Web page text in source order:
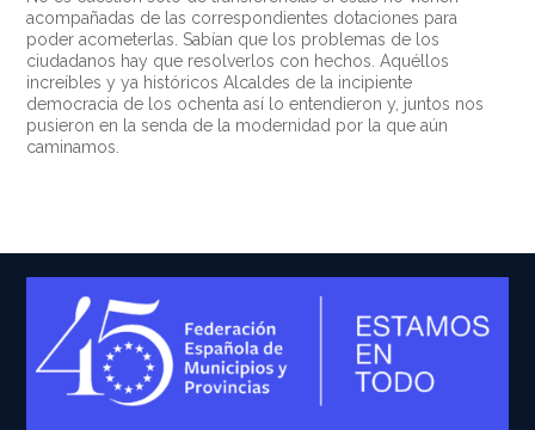
acompañadas de las correspondientes dotaciones para
poder acometerlas. Sabían que los problemas de los
ciudadanos hay que resolverlos con hechos. Aquéllos
increíbles y ya históricos Alcaldes de la incipiente
democracia de los ochenta así lo entendieron y, juntos nos
pusieron en la senda de la modernidad por la que aún
caminamos.